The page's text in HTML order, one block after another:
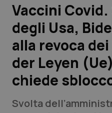
Scienza e Farmaci
Studi e Analisi
Lettere al direttore
Vaccini
degli Usa,
alla revoca
der Leyen
chiede
Svolta